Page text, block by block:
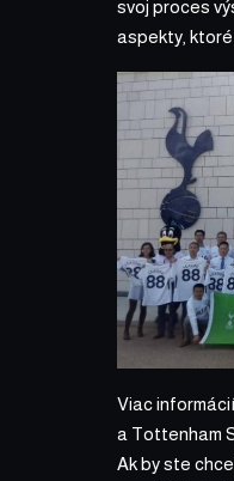
svoj proces
aspekty,
Viac
a Tottenham
Ak by ste